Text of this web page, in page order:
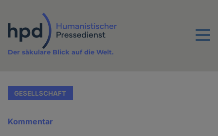
Inhalt
Menu
Der säkulare Blick auf die Welt.
GESELLSCHAFT
Kommentar